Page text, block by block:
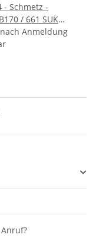
- Schmetz -
/ 661 SUK
70 / Preis pro
Nadeln
Anmeldung